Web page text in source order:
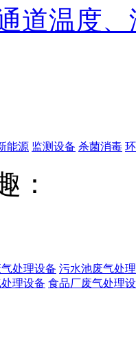
道温度
能源 监测设备 杀菌消毒
：
处理设备 污水池废气处
处理设备 食品厂废气处理